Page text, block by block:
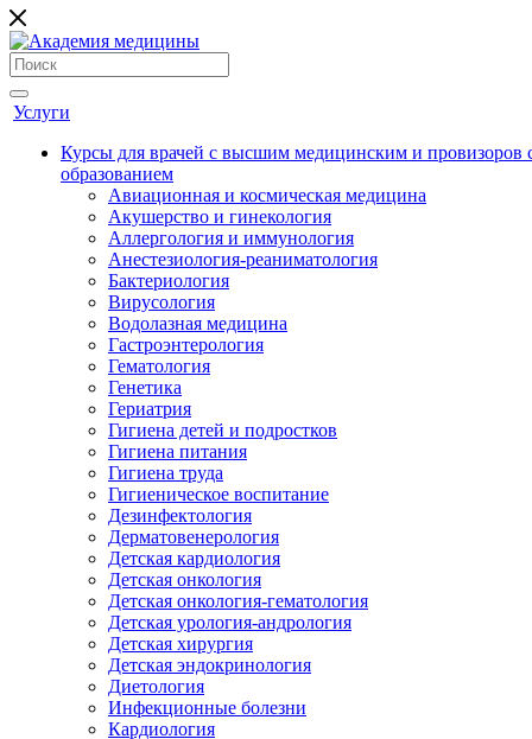
Услуги
Курсы для врачей с высшим медицинским и
образованием
Авиационная и космическая медицина
Акушерство и гинекология
Аллергология и иммунология
Анестезиология-реаниматология
Бактериология
Вирусология
Водолазная медицина
Гастроэнтерология
Гематология
Генетика
Гериатрия
Гигиена детей и подростков
Гигиена питания
Гигиена труда
Гигиеническое воспитание
Дезинфектология
Дерматовенерология
Детская кардиология
Детская онкология
Детская онкология-гематология
Детская урология-андрология
Детская хирургия
Детская эндокринология
Диетология
Инфекционные болезни
Кардиология